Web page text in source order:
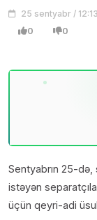
25 sentyabr / 12:13
0 0
Sentyabrın 25-də,
istəyən
üçün qeyri-adi